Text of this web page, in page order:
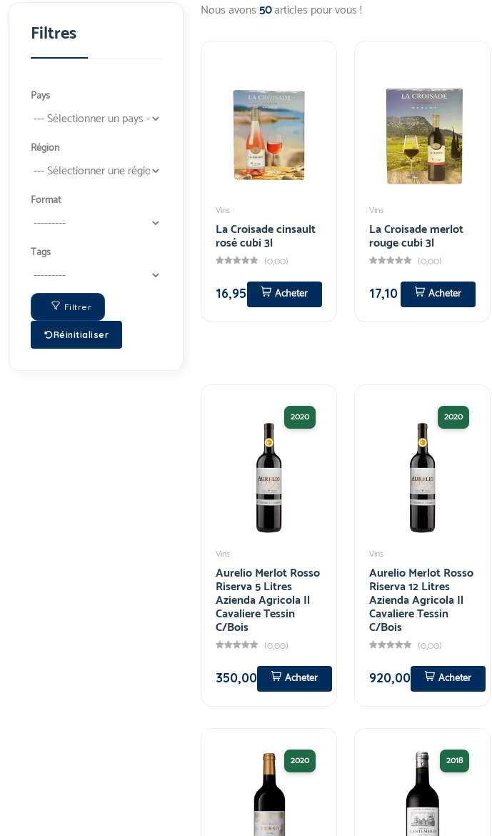
Nous avons50articles pour vous !
Vins
La Croisade cinsault
rosé cubi 3l
(0,00)
16,95
Acheter
Vins
La Croisade merlot
rouge cubi 3l
(0,00)
17,10
Acheter
2020
Vins
Aurelio Merlot Rosso
Riserva 5 Litres
Azienda Agricola Il
Cavaliere Tessin
C/Bois
(0,00)
350,00
Acheter
2020
Vins
Aurelio Merlot Rosso
Riserva 12 Litres
Azienda Agricola Il
Cavaliere Tessin
C/Bois
(0,00)
920,00
Acheter
2020 2018
Filtres
Pays
Région
Format
Tags
Filtrer
Réinitialiser